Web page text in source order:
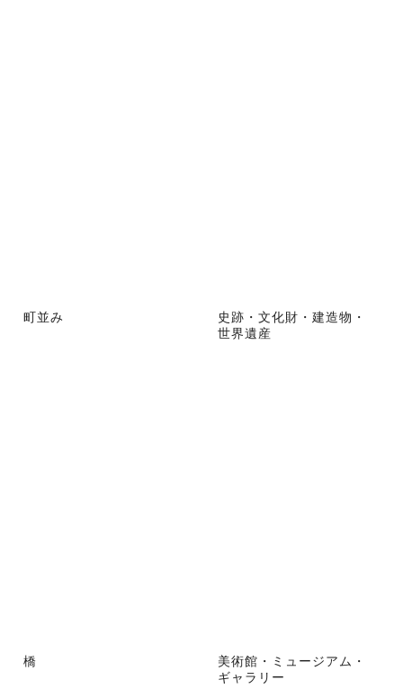
町並み
史跡・文化財・建造物・
世界遺産
橋
美術館・ミュージアム・
ギャラリー